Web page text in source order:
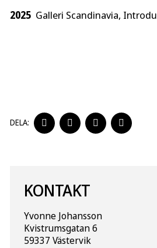
2025 Galleri Scandinavia,
DELA:
DELA
PÅ
DELA
PÅ
DELA
PÅ
PÅ
KONTAKT
Yvonne Johansson
Kvistrumsgatan 6
59337 Västervik